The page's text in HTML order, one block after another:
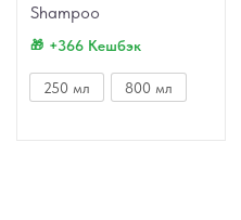
Shampoo
+366 Кешбэк
250 мл 800 мл